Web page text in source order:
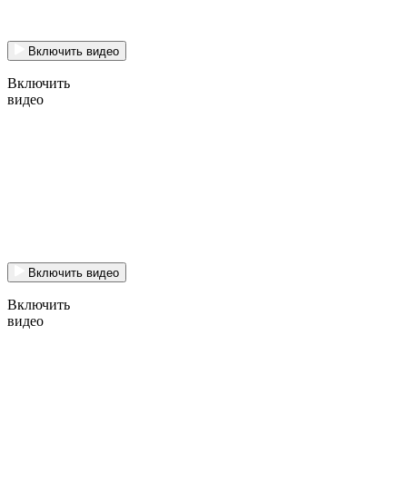
Включить видео
Включить
видео
Включить видео
Включить
видео